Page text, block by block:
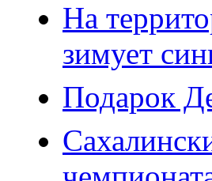
На
зимует
Подарок